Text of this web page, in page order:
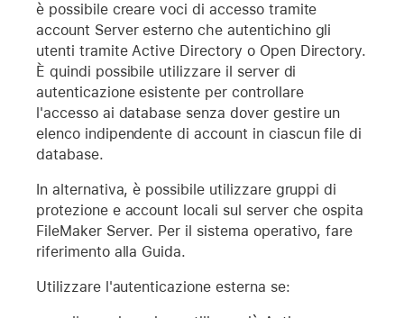
è possibile creare voci di accesso tramite
account Server esterno che autentichino gli
utenti tramite Active Directory o Open Directory.
È quindi possibile utilizzare il server di
autenticazione esistente per controllare
l'accesso ai database senza dover gestire un
elenco indipendente di account in ciascun file di
database.
In alternativa, è possibile utilizzare gruppi di
protezione e account locali sul server che ospita
FileMaker Server. Per il sistema operativo, fare
riferimento alla Guida.
Utilizzare l'autenticazione esterna se: